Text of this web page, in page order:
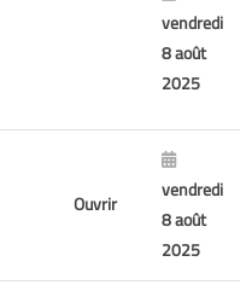
vendredi
8 août
2025
Ouvrir
vendredi
8 août
2025